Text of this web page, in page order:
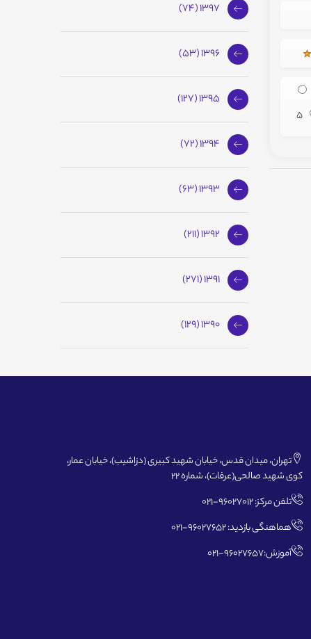
5
1397 (74)
1396 (53)
1395 (127)
1394 (72)
1393 (63)
1392 (211)
1391 (271)
1390 (129)
تهران، میدان قدس، خیابان شهید کبیری (دزاشیب)، خیابان عمار،
کوی شهید صالحی(عرفات)، شماره 22
تلفن مرکز: 96027012-021
هماهنگی بازدید: 96027652-021
آموزش:96027657-021